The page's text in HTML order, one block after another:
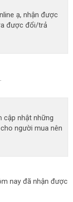
ạ, nhận được
được đổi/trả
cập nhật những
người mua nên
nay đã nhận được